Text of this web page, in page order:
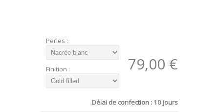
Perles :
Finition : 79,00 €
Délai de confection : 10 jours